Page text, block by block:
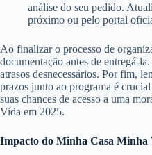
análise do seu pedido.
próximo ou pelo portal
Ao finalizar o processo de
documentação antes de entregá-
atrasos desnecessários. Por fim,
prazos junto ao programa é
suas chances de acesso a uma
Vida em 2025.
Impacto do Minha Casa Minha